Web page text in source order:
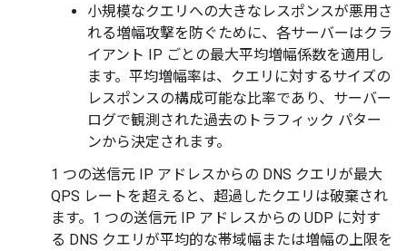
小規模なクエリへの大きなレスポンスが悪用さ
れる増幅攻撃を防ぐために、各サーバーはクラ
イアント IP ごとの最大平均増幅係数を適用し
ます。平均増幅率は、クエリに対するサイズの
レスポンスの構成可能な比率であり、サーバー
ログで観測された過去のトラフィック パター
ンから決定されます。
1 つの送信元 IP アドレスからの DNS クエリが最大
QPS レートを超えると、超過したクエリは破棄され
ます。1 つの送信元 IP アドレスからの UDP に対す
る DNS クエリが平均的な帯域幅または増幅の上限を